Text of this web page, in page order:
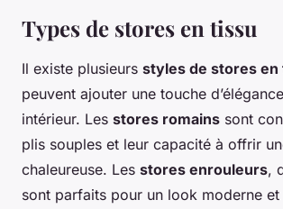
Types de stores en tissu
Il existe plusieurs styles de stores en
peuvent ajouter une touche
intérieur. Les stores romains sont
plis souples et leur capacité à offrir
chaleureuse. Les stores enrouleurs,
sont parfaits pour un look moderne et